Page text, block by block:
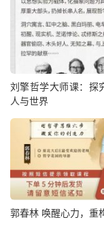
刘擎哲学大师课：探
人与世界
郭春林 唤醒心力，重